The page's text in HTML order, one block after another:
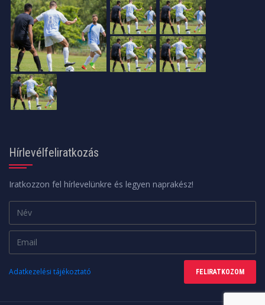
Hírlevélfeliratkozás
Iratkozzon fel hírlevelünkre és legyen naprakész!
Adatkezelési tájékoztató FELIRATKOZOM